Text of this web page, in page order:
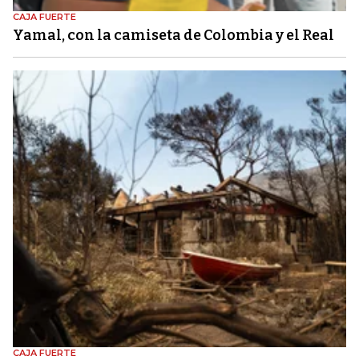
CAJA FUERTE
Yamal, con la camiseta de Colombia y el Real
CAJA FUERTE